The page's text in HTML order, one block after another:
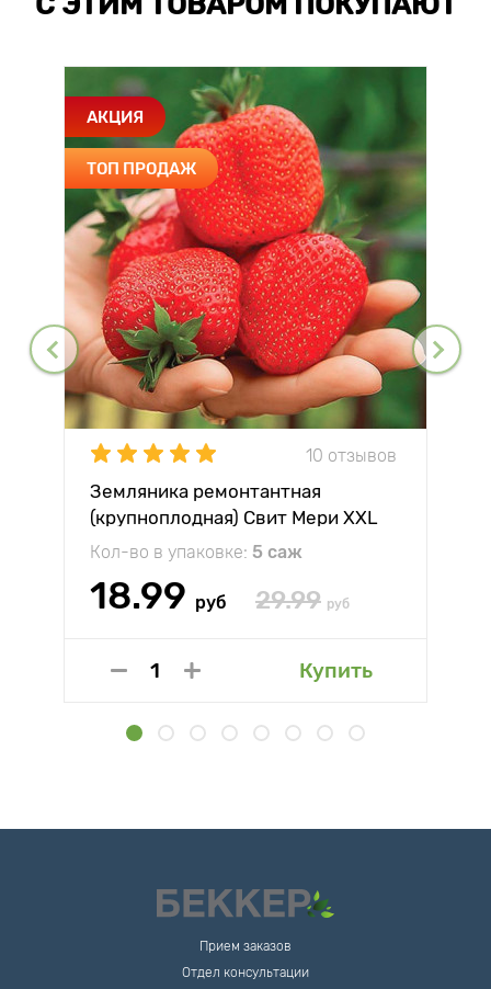
АКЦИЯ
ТОП ПРОДАЖ
10 отзывов
Земляника ремонтантная
(крупноплодная) Свит Мери XXL
Кол-во в упаковке: 5 саж
18.99 руб 29.99 руб
Купить
Прием заказов
Отдел консультации